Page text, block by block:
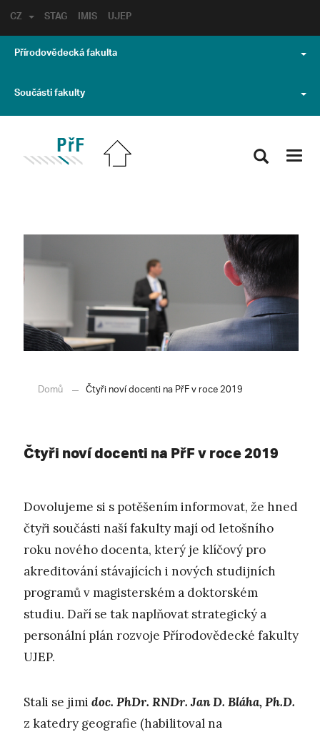
STAG IMIS UJEP
CZ
Přírodovědecká fakulta
Součásti fakulty
Domů Čtyři noví docenti na PřF v roce 2019
Čtyři noví docenti na PřF v roce 2019
Dovolujeme si s potěšením informovat, že hned
čtyři součásti naší fakulty mají od letošního
roku nového docenta, který je klíčový pro
akreditování stávajících i nových studijních
programů v magisterském a doktorském
studiu. Daří se tak naplňovat strategický a
personální plán rozvoje Přírodovědecké fakulty
UJEP.
Stali se jimi doc. PhDr. RNDr. Jan D. Bláha, Ph.D.
z katedry geografie (habilitoval na